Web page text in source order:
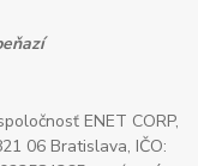
ENET CORP,
06 Bratislava, IČO: